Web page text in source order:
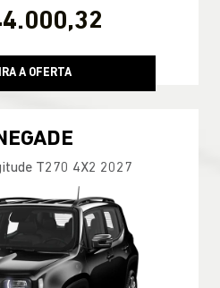
A OFERTA
T270 4X2 2027